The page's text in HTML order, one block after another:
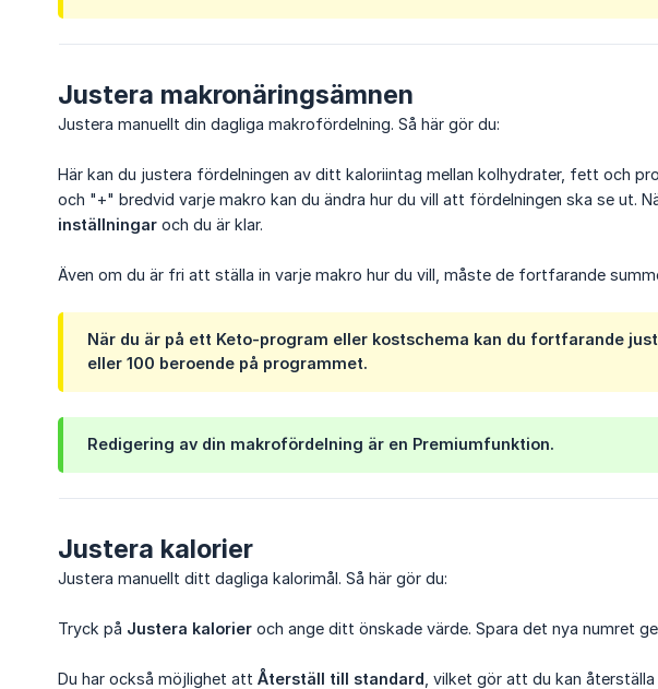
Justera makronäringsämnen
Justera manuellt din dagliga makrofördelning. Så här gör du:
Här kan du justera fördelningen av ditt kaloriintag mellan kolhydrater, fett och
och "+" bredvid varje makro kan du ändra hur du vill att fördelningen ska se ut.
inställningar och du är klar.
Även om du är fri att ställa in varje makro hur du vill, måste de fortfarande
När du är på ett Keto-program eller kostschema kan du fortfarande
eller 100 beroende på programmet.
Redigering av din makrofördelning är en Premiumfunktion.
Justera kalorier
Justera manuellt ditt dagliga kalorimål. Så här gör du:
Tryck på Justera kalorier och ange ditt önskade värde. Spara det nya numret
Du har också möjlighet att Återställ till standard , vilket gör att du kan